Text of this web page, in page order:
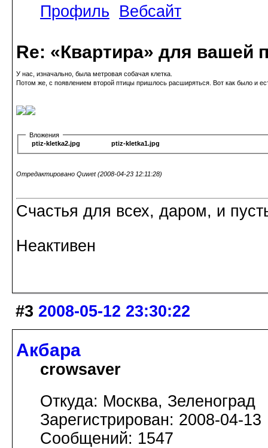
Профиль
Вебсайт
Re: «Квартира» для вашей
У нас, изначально, была метровая собачая клетка.
Потом же, с появлением второй птицы пришлось расширяться. Вот как было и
Вложения
ptiz-kletka2.jpg
ptiz-kletka1.jpg
Отредактировано Quwet (2008-04-23 12:11:28)
Счастья для всех, даром, и
Неактивен
#3 2008-05-12 23:30:22
Акбара
crowsaver
Откуда: Москва, Зеленоград
Зарегистрирован: 2008-04-13
Сообщений: 1547